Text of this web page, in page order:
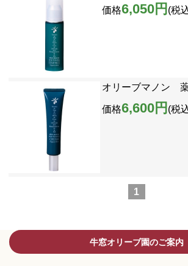
価格6,050円 (税
オリーブマノン
価格6,600円 (税
1
牛窓オリーブ園のご案内